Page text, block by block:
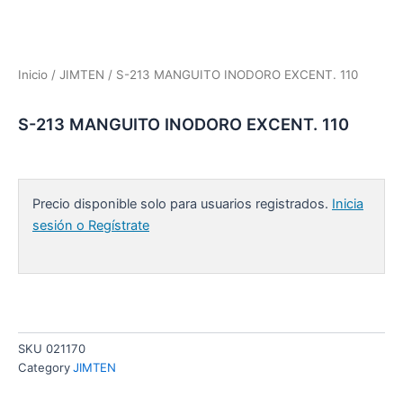
Inicio / JIMTEN / S-213 MANGUITO INODORO EXCENT. 110
S-213 MANGUITO INODORO EXCENT. 110
Precio disponible solo para usuarios registrados. Inicia
sesión o Regístrate
SKU 021170
CategoryJIMTEN